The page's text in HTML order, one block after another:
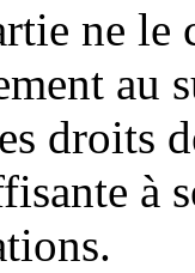
ne le
au
droits
à